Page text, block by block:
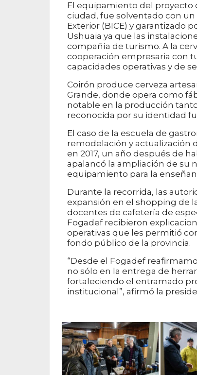
El equipamiento del proyecto
ciudad, fue solventado con
Exterior (BICE) y garantizado
Ushuaia ya que las
compañía de turismo. A la
cooperación empresaria con
capacidades operativas y de
Coirón produce cerveza
Grande, donde opera como
notable en la producción
reconocida por su identidad
El caso de la escuela de
remodelación y actualización
en 2017, un año después de
apalancó la ampliación de su
equipamiento para la
Durante la recorrida, las
expansión en el shopping de
docentes de cafetería de
Fogadef recibieron
operativas que les permitió
fondo público de la provincia.
“Desde el Fogadef
no sólo en la entrega de
fortaleciendo el entramado
institucional”, afirmó la